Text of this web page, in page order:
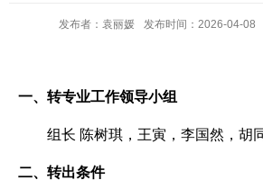
发布者：袁丽媛 发布时间：2026-04-08
一、 转专业工作领导小组
组长 陈树琪，王寅，李国然，胡
二、转出条件